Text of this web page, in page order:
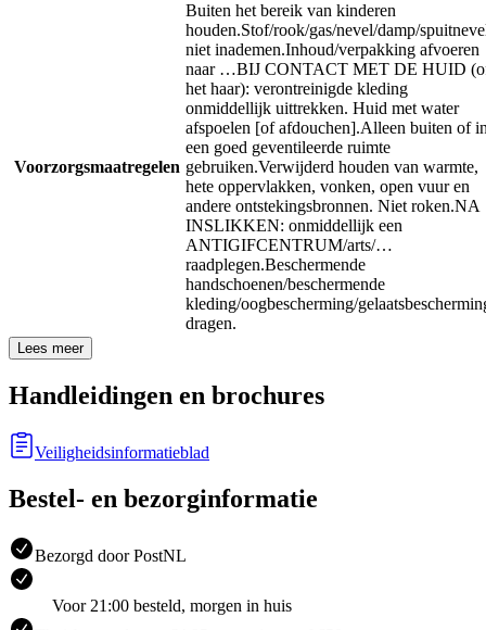
Voorzorgsmaatregelen
Buiten het bereik van kinderen
houden.Stof/rook/gas/nevel/damp/
niet inademen.Inhoud/verpakking afvoeren
naar …BIJ CONTACT MET DE HUID
het haar): verontreinigde kleding
onmiddellijk uittrekken. Huid met water
afspoelen [of afdouchen].Alleen buiten of
een goed geventileerde ruimte
gebruiken.Verwijderd houden van warmte,
hete oppervlakken, vonken, open vuur en
andere ontstekingsbronnen. Niet roken.NA
INSLIKKEN: onmiddellijk een
ANTIGIFCENTRUM/arts/…
raadplegen.Beschermende
handschoenen/beschermende
kleding/oogbescherming/
dragen.
Lees meer
Handleidingen en brochures
Veiligheidsinformatieblad
Bestel- en bezorginformatie
Bezorgd door PostNL
Voor 21:00 besteld, morgen in huis